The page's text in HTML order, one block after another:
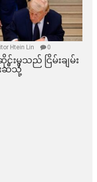
Htein Lin 0
င်းမှသည် ငြိမ်းချမ်း
ဆီသို့